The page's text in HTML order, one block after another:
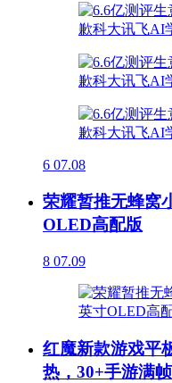
6 07.08
荣耀暂推无蜂窝
OLED高配版
8 07.09
红魔新款游戏平
热，30+手游满